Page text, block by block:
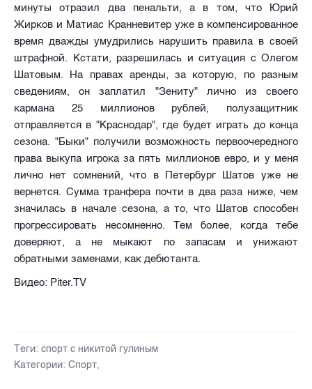
минуты отразил два пенальти, а в том, что Юрий
Жирков и Матиас Кранневитер уже в компенсированное
время дважды умудрились нарушить правила в своей
штрафной. Кстати, разрешилась и ситуация с Олегом
Шатовым. На правах аренды, за которую, по разным
сведениям, он заплатил "Зениту" лично из своего
кармана 25 миллионов рублей, полузащитник
отправляется в "Краснодар", где будет играть до конца
сезона. "Быки" получили возможность первоочередного
права выкупа игрока за пять миллионов евро, и у меня
лично нет сомнений, что в Петербург Шатов уже не
вернется. Сумма транфера почти в два раза ниже, чем
значилась в начале сезона, а то, что Шатов способен
прогрессировать несомненно. Тем более, когда тебе
доверяют, а не мыкают по запасам и унижают
обратными заменами, как дебютанта.
Видео: Piter.TV
Теги: спорт с никитой гулиным
Категории: Спорт,